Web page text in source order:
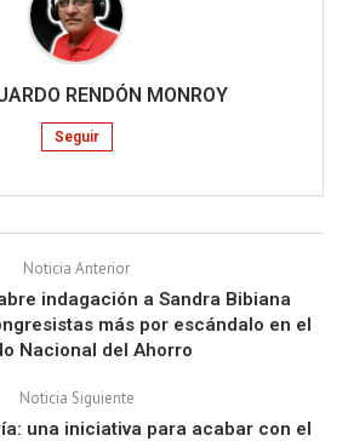
RENDÓN MONROY
Seguir
Noticia Anterior
indagación a Sandra Bibiana
más por escándalo en el
Nacional del Ahorro
Noticia Siguiente
una iniciativa para acabar con el